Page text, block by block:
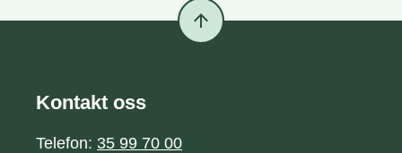
arrow_upward
Kontakt oss
Telefon: 35 99 70 00